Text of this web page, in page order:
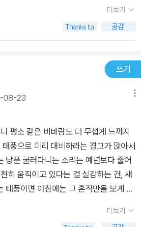
아치던 날, 배위에서 커다란 구조물이
등을 후려 갈겼고, 3일 후에 노베첸토는
상적인 삶을 살 수 있도록 배려하고자
은 순간 아이는 사라져버린다. 어디 갔을
샅이 수색해도 아이를 찾을 수 없어 결
내리고 슬픔에 빠진 선원들이 리우데자
, 이틀 뒤 한밤중, 선원들은 처음으로, 노
면서 자기가 최초 발견된 그랜드피아노
할 수 있었다. 갑자기 들리는 피아노 소
가운 차림으로 객실에서 쏟아져 나온 온
유명 보험회사 사장 사모님은 나이트크
닭똥 같은 눈물이 뚝뚝 흘러내리고 있었
, 인생에 중요한 것은 오직 하나, 트럼펫
빅토리아 호의 밴드 멤버로 승선한다.
을텐데 결정적 순간에 그는 배안에 남는
무한의 세계인 바다위에서 평생을 한 그
으로 산 그는 바다라는 광활함은 무슨 의
할때 생각해 볼 만한,의외의 무엇을,노베
다시 포기하는 과정에서 느끼게 된다.공
의 중간쯤이라는 작가의 말을 보니 모노
본다면 또 어떤 생각이 들지 궁금해진
래도 규칙위반이야.노베첸토는 연주를
고 학습 능력이 뛰어난 아이였다. 그가
말했다.염병할 규칙. - 342018. sep.
더보기
쓰기
08-23
평소 같은 비바람도 더 무섭게 느껴지
풍으로 미리 대비하라는 경고가 많아서
낭푼 굴러다니는 소리는 예년보다 줄어
히 움직이고 있다는 걸 실감하는 건, 새
태풍이면 아침에는 그 흔적만을 보게 되
고 있는 것처럼.아침에 병원 예약이 되
더보기